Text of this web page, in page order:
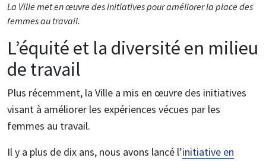
La Ville met en œuvre des initiatives pour améliorer la place des
femmes au travail.
L’équité et la diversité en milieu
de travail
Plus récemment, la Ville a mis en œuvre des initiatives
visant à améliorer les expériences vécues par les
femmes au travail.
Il y a plus de dix ans, nous avons lancé l’initiative en